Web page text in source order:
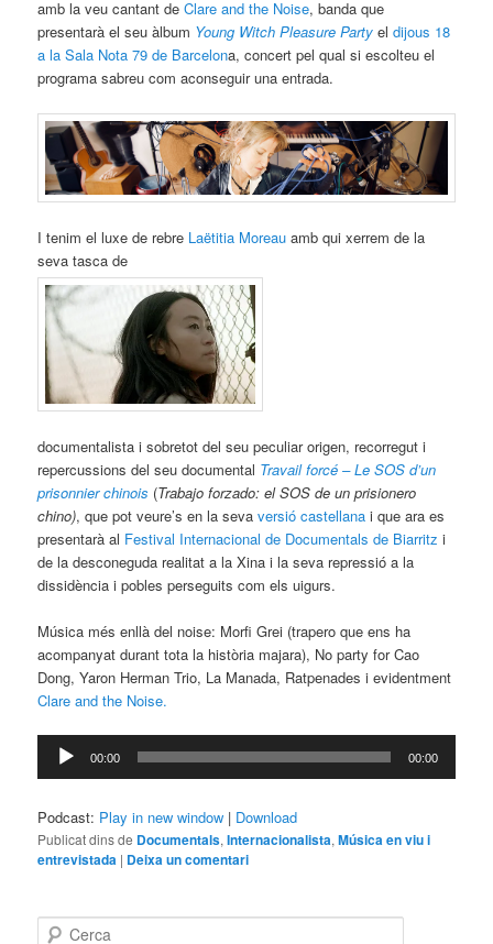
amb la veu cantant deClare and the Noise, banda que
presentarà el seu àlbum Young Witch Pleasure Party eldijous 18
a la Sala Nota 79 de Barcelona, concert pel qual si escolteu el
programa sabreu com aconseguir una entrada.
I tenim el luxe de rebre Laëtitia Moreau amb qui xerrem de la
seva tasca de
documentalista i sobretot del seu peculiar origen, recorregut i
repercussions del seu documental Travail forcé – Le SOS d’un
prisonnier chinois (Trabajo forzado: el SOS de un prisionero
chino), que pot veure’s en la sevaversió castellana i que ara es
presentarà al Festival Internacional de Documentals de Biarritz i
de la desconeguda realitat a la Xina i la seva repressió a la
dissidència i pobles perseguits com els uigurs.
Música més enllà del noise: Morfi Grei (trapero que ens ha
acompanyat durant tota la història majara), No party for Cao
Dong, Yaron Herman Trio, La Manada, Ratpenades i evidentment
Clare and the Noise.
Reproductor
d'àudio
00:00 00:00
Podcast: Play in new window | Download
Publicat dins de Documentals,Internacionalista,Música en viu i
entrevistada | Deixa un comentari